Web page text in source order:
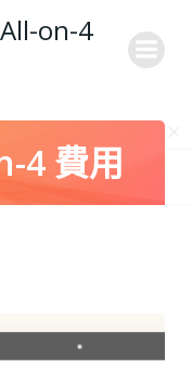
on-4
4 費用